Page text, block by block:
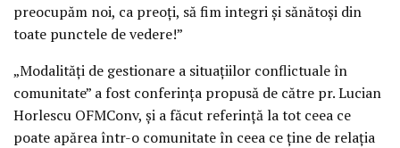
preocupăm noi, ca preoți, să fim integri și sănătoși din
toate punctele de vedere!”
„Modalități de gestionare a situațiilor conflictuale în
comunitate” a fost conferința propusă de către pr. Lucian
Horlescu OFMConv, și a făcut referință la tot ceea ce
poate apărea într-o comunitate în ceea ce ține de relația